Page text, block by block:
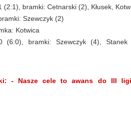
bramki: Cetnarski (2), Kłusek,
Szewczyk (2)
Kotwica
(6:0), bramki: Szewczyk (4),
- Nasze cele to awans do III